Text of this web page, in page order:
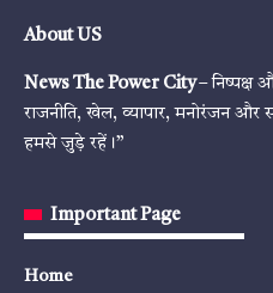
About US
News The Power City– निष्पक्ष
राजनीति, खेल, व्यापार, मनोरंजन
हमसे जुड़े रहें।”
Important Page
Home